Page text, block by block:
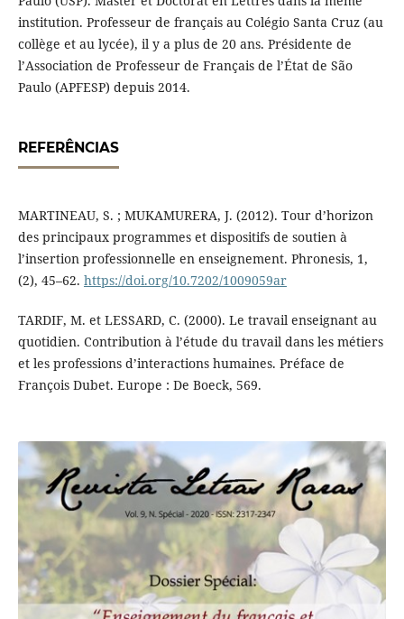
institution. Professeur de français au Colégio Santa Cruz (au
collège et au lycée), il y a plus de 20 ans. Présidente de
l’Association de Professeur de Français de l’État de São
Paulo (APFESP) depuis 2014.
REFERÊNCIAS
MARTINEAU, S. ; MUKAMURERA, J. (2012). Tour d’horizon
des principaux programmes et dispositifs de soutien à
l’insertion professionnelle en enseignement. Phronesis, 1,
(2), 45–62. https://doi.org/10.7202/1009059ar
TARDIF, M. et LESSARD, C. (2000). Le travail enseignant au
quotidien. Contribution à l’étude du travail dans les métiers
et les professions d’interactions humaines. Préface de
François Dubet. Europe : De Boeck, 569.